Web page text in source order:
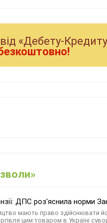
«Дебету-
ДПС роз'яснила норми
мають право здійснювати
цим товаром в Україні